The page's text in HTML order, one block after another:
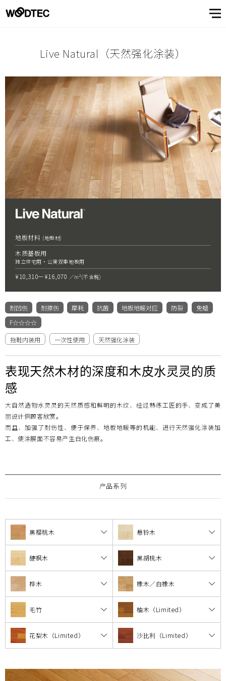
产品
信息
View
All
关于抗病毒
性能
关于性能和
品质
模拟内装
修
关于性能
和品质
屋・福冈・横滨）
窗
口・
支持
View
All
View
All
关于
我们
View
All
对产品制作
所做的努力
发展
对环境和安
全的努力
营业所
制造・开
发据点
海外代理
店介绍
服务
窗
口・
支持
View
All
常见提问 地板的保养 顾客之声
数字产品目录
关于性能和品质
展厅
展厅首页
常见提问 地板的保养
顾客之声
了解树
了解树首页
用语集 树木所具有的个性
信息杂志CUE
关于我们
关于我们首页
董事长致辞 公司概要
企业理念 对产品制作所做的努力
发展 对环境和安全的努力
关于性能和品质
制造・开发据点
微信公众账号
Select Language
日本 English 簡体文
Live Natural（天然强化涂装）
地板材料 (地板材)
木质基板用
独立住宅用・公寓双重地板用
¥10,310ー¥16,070 ／m²(不含税)
表现天然木材的深度和木皮水灵灵的质
感
大自然造物水灵灵的天然质感和鲜明的木纹、经过熟练工匠的手、变成了美
丽设计供顾客欣赏。
而且、加强了耐伤性、便于保养、地板地暖等的机能、进行天然强化涂装加
工、使涂膜面不容易产生白化伤痕。
耐凹伤 耐擦伤 摩耗 抗菌 地板地暖对应 防裂
免蜡
F☆☆☆☆
拖鞋内装用
一次性使用 天然强化涂装
产品系列
黑樱桃木 悬铃木
硬枫木 黑胡桃木
桦木 橡木／白橡木
毛竹 柚木（Limited）
花梨木（Limited） 沙比利（Limited）